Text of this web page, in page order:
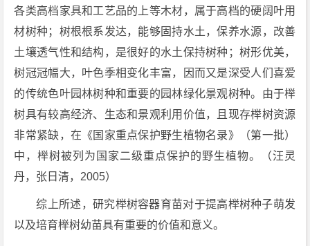
各类高档家具和工艺品的上等木材，属于高档的硬阔叶用
材树种；树根根系发达，能够固持水土，保养水源，改善
土壤透气性和结构，是很好的水土保持树种；树形优美，
树冠冠幅大，叶色季相变化丰富，因而又是深受人们喜爱
的传统色叶园林树种和重要的园林绿化景观树种。由于榉
树具有较高经济、生态和景观利用价值，且现存榉树资源
非常紧缺，在《国家重点保护野生植物名录》（第一批）
中，榉树被列为国家二级重点保护的野生植物。（汪灵
丹，张日清，2005）
综上所述，研究榉树容器育苗对于提高榉树种子萌发
以及培育榉树幼苗具有重要的价值和意义。